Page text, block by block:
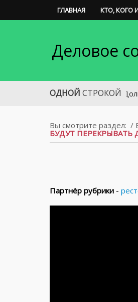
ГЛАВНАЯ КТО, КОГО
Деловое
ОДНОЙ СТРОКОЙ
Долги за газ
Вы смотрите раздел: /
БУДУТ ПЕРЕКРЫВАТЬ
Партнёр рубрики -